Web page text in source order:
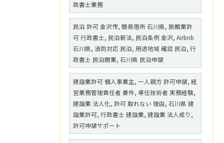
政書士業務
民泊 許可 金沢市, 簡易宿所 石川県, 旅館業許
可 行政書士, 民泊新法, 民泊条例 金沢, Airbnb
石川県, 消防対応 民泊, 用途地域 確認 民泊, 行
政書士 民泊開業, 石川県 民泊申請
建設業許可 個人事業主, 一人親方 許可申請, 経
営業務管理責任者 要件, 専任技術者 実務経験,
建設業 法人化, 許可 取れない 理由, 石川県 建
設業許可, 行政書士 建設業, 建設業 法人成り,
許可申請サポート